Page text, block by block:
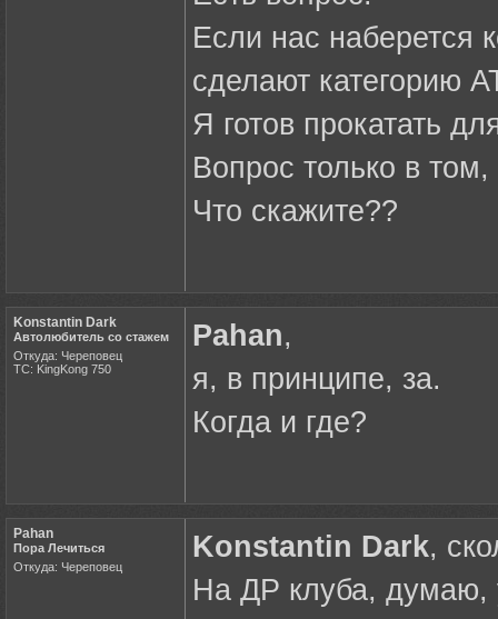
Если нас наберется
сделают категорию
Я готов прокатать
Вопрос только в
Что скажите??
Konstantin Dark
Автолюбитель со стажем
Откуда: Череповец
ТС: KingKong 750
Pahan,
я, в принципе, за.
Когда и где?
Pahan
Пора Лечиться
Откуда: Череповец
Konstantin Dark,
На ДР клуба, думаю,